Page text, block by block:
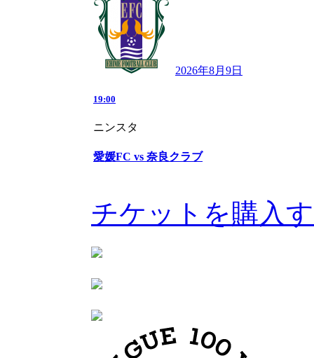
2026年8月9日
19:00
ニンスタ
愛媛FC vs 奈良クラブ
チケットを購入